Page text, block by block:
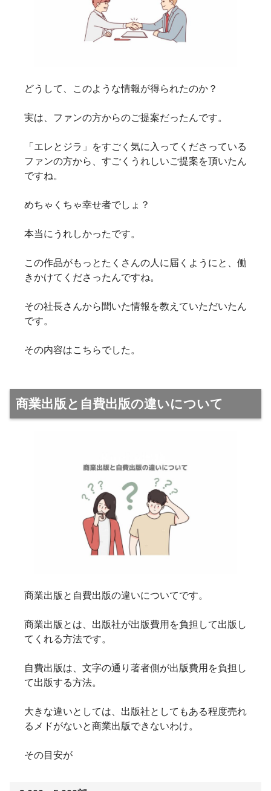
どうして、このような情報が得られたのか？
実は、ファンの方からのご提案だったんです。
「エレとジラ」をすごく気に入ってくださっている
ファンの方から、すごくうれしいご提案を頂いたん
ですね。
めちゃくちゃ幸せ者でしょ？
本当にうれしかったです。
この作品がもっとたくさんの人に届くようにと、働
きかけてくださったんですね。
その社長さんから聞いた情報を教えていただいたん
です。
その内容はこちらでした。
商業出版と自費出版の違いについて
商業出版と自費出版の違いについてです。
商業出版とは、出版社が出版費用を負担して出版し
てくれる方法です。
自費出版は、文字の通り著者側が出版費用を負担し
て出版する方法。
大きな違いとしては、出版社としてもある程度売れ
るメドがないと商業出版できないわけ。
その目安が